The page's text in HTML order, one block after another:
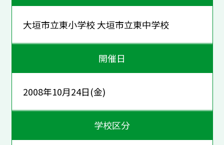
大垣市立東小学校 大垣市立東中学校
開催日
2008年10月24日(金)
学校区分